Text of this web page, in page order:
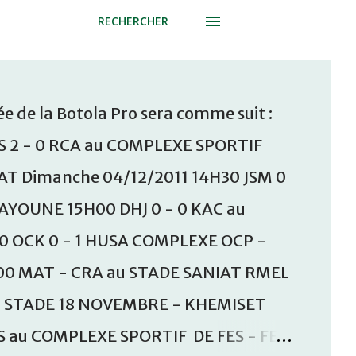
RECHERCHER
de la Botola Pro sera comme suit :
- 0 RCA au COMPLEXE SPORTIF
Dimanche 04/12/2011 14H30 JSM 0
15H00 DHJ 0 - 0 KAC au
OCK 0 - 1 HUSA COMPLEXE OCP -
MAT - CRA au STADE SANIAT RMEL
18 NOVEMBRE - KHEMISET
COMPLEXE SPORTIF DE FES - FES